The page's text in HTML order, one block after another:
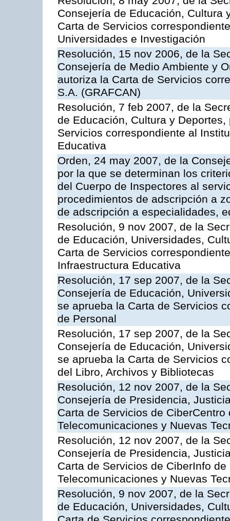
Consejería de Educación, Cultura
Carta de Servicios
Universidades e Investigación
Resolución, 15 nov 2006, de la
Consejería de Medio Ambiente y
autoriza la Carta de Servicios
S.A. (GRAFCAN)
Resolución, 7 feb 2007, de la
de Educación, Cultura y
Servicios correspondiente al
Educativa
Orden, 24 may 2007, de la
por la que se determinan los
del Cuerpo de Inspectores al
procedimientos de adscripción a
de adscripción a especialidades,
Resolución, 9 nov 2007, de la
de Educación, Universidades,
Carta de Servicios
Infraestructura Educativa
Resolución, 17 sep 2007, de la
Consejería de Educación,
se aprueba la Carta de Servicios
de Personal
Resolución, 17 sep 2007, de la
Consejería de Educación,
se aprueba la Carta de Servicios
del Libro, Archivos y Bibliotecas
Resolución, 12 nov 2007, de la
Consejería de Presidencia,
Carta de Servicios de
Telecomunicaciones y Nuevas
Resolución, 12 nov 2007, de la
Consejería de Presidencia,
Carta de Servicios de CiberInfo
Telecomunicaciones y Nuevas
Resolución, 9 nov 2007, de la
de Educación, Universidades,